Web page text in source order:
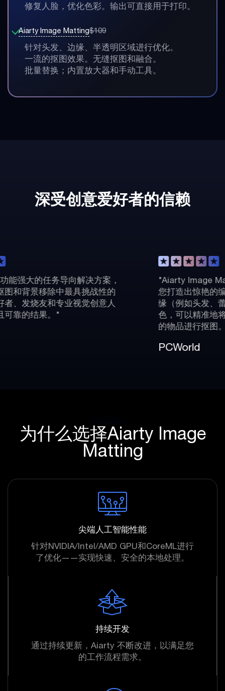
修复人脸，优化色彩。输出可直接用于打印。
Aiarty Image Matting$109
针对头发、边缘、半透明区域进行优化。
一流的抠图效果。无缝抠图和融合。
批量替换；内置放大器和手动工具。
深受创意爱好者的信赖
向解决方案，
最具挑战性的
业视觉创意人
"Aiarty Image Matting拥有丰富
您打造出惊艳的编辑效果。它在
缘（例如头发、蕾丝和蜘蛛网）
色，可以精准地将玻璃到婚纱等
的物品进行抠图。"
为什么选择Aiarty Image
Matting
尖端人工智能性能
针对NVIDIA/Intel/AMD GPU和CoreML进行
了优化——实现快速、安全的本地处理。
持续开发
通过持续更新，Aiarty 不断改进，以满足您
的工作流程需求。